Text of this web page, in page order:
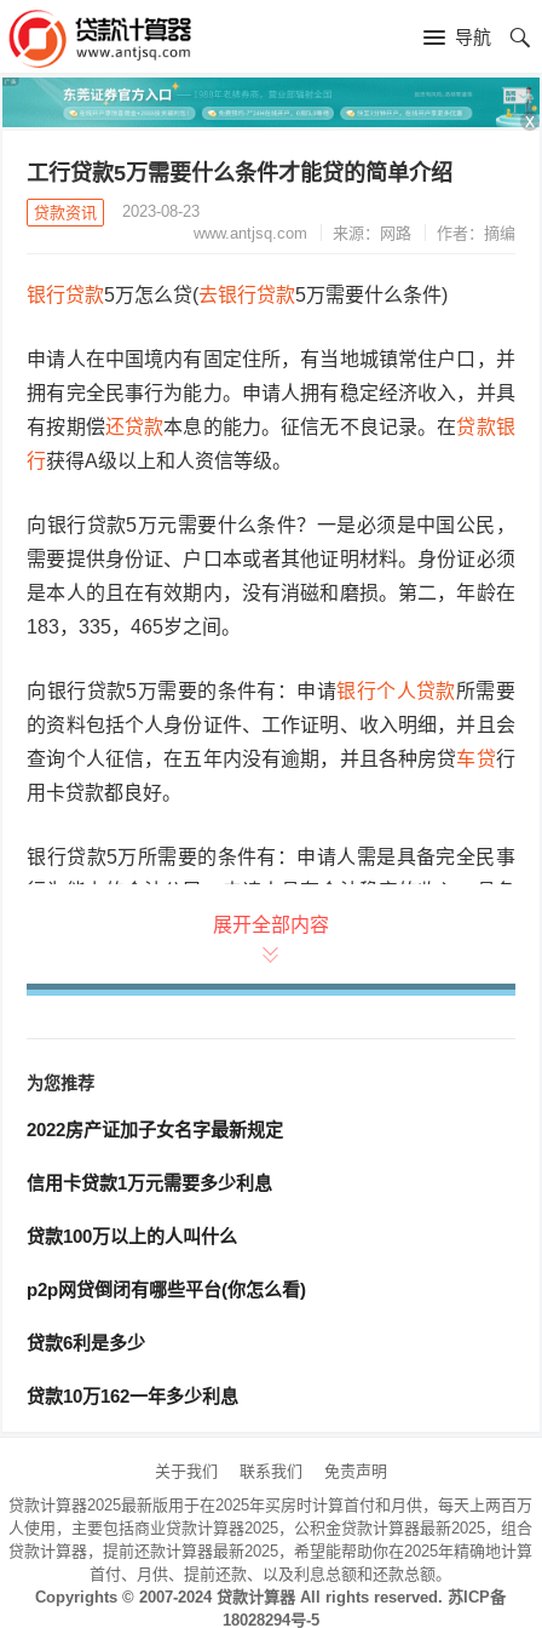
导航
x
工行贷款5万需要什么条件才能贷的简单介绍
贷款资讯
2023-08-23
www.antjsq.com
来源：网路 作者：摘编
银行贷款5万怎么贷(去银行贷款5万需要什么条件)
申请人在中国境内有固定住所，有当地城镇常住户口，并
拥有完全民事行为能力。申请人拥有稳定经济收入，并具
有按期偿还贷款本息的能力。征信无不良记录。在贷款银
行获得A级以上和人资信等级。
向银行贷款5万元需要什么条件？一是必须是中国公民，
需要提供身份证、户口本或者其他证明材料。身份证必须
是本人的且在有效期内，没有消磁和磨损。第二，年龄在
183，335，465岁之间。
向银行贷款5万需要的条件有：申请银行个人贷款所需要
的资料包括个人身份证件、工作证明、收入明细，并且会
查询个人征信，在五年内没有逾期，并且各种房贷车贷行
用卡贷款都良好。
银行贷款5万所需要的条件有：申请人需是具备完全民事
行为能力的合法公民。申请人具有合法稳定的收入，具备
偿还贷款的能力。申请人信用状况良好，无不良信用记
录。申请人需提供个人有效身份证。
自己，而且有效期内，并没有消磁损坏。第二点、年龄在
18——65周岁之间。
银行贷款5万需要什么条件
证明材料。身份证必须是本人的且在有效期内，没有消磁
银行不会有非常高的5万元
较宽泛。
有按期偿还贷款本息的能力。征信无不良记录。在贷款银
行获得A级以上和人资信等级。
银行贷款5万所需要的条件有：申请人需是具备完全民事
展开全部内容
为您推荐
2022房产证加子女名字最新规定
信用卡贷款1万元需要多少利息
贷款100万以上的人叫什么
p2p网贷倒闭有哪些平台(你怎么看)
贷款6利是多少
贷款10万162一年多少利息
关于我们 联系我们
免责声明
贷款计算器2025最新版用于在2025年买房时计算首付和月供，每天上两百万
人使用，主要包括商业贷款计算器2025，公积金贷款计算器最新2025，组合
贷款计算器，提前还款计算器最新2025，希望能帮助你在2025年精确地计算
首付、月供、提前还款、以及利息总额和还款总额。
Copyrights © 2007-2024贷款计算器 All rights reserved.苏ICP备
18028294号-5